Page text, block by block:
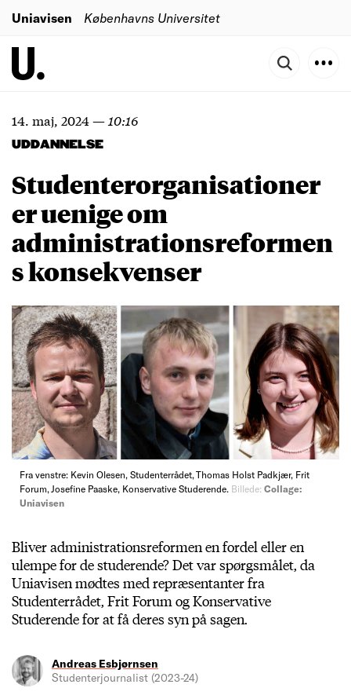
Uniavisen Københavns Universitet
14. maj, 2024— 10:16
UDDANNELSE
Studenterorganisationer
er uenige om
administrationsreformen
s konsekvenser
Fra venstre: Kevin Olesen, Studenterrådet, Thomas Holst Padkjær, Frit
Forum, Josefine Paaske, Konservative Studerende. Billede: Collage:
Uniavisen
Bliver administrationsreformen en fordel eller en
ulempe for de studerende? Det var spørgsmålet, da
Uniavisen mødtes med repræsentanter fra
Studenterrådet, Frit Forum og Konservative
Studerende for at få deres syn på sagen.
Andreas Esbjørnsen
Studenterjournalist (2023-24)